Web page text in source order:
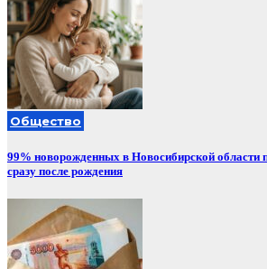
Общество
99% новорожденных в Новосибирской области
сразу после рождения